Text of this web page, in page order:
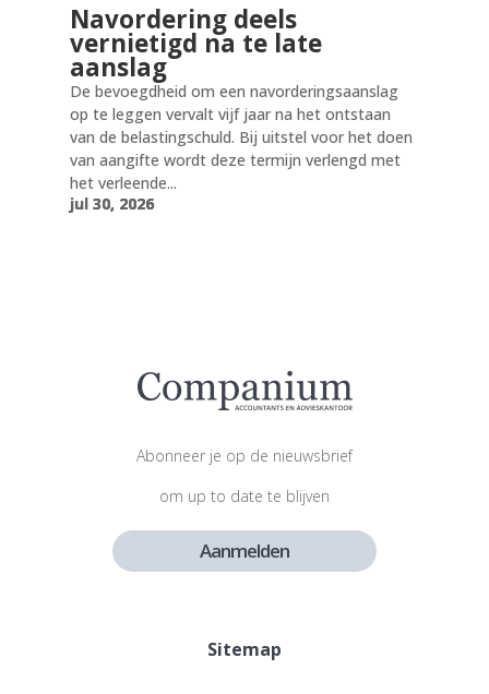
jul 30, 2026
jul 30, 2026
Navordering deels
vernietigd na te late
aanslag
jul 30, 2026
De bevoegdheid om een navorderingsaanslag
op te leggen vervalt vijf jaar na het ontstaan
van de belastingschuld. Bij uitstel voor het doen
van aangifte wordt deze termijn verlengd met
het verleende...
Abonneer je op de nieuwsbrief
om up to date te blijven
Aanmelden
Sitemap